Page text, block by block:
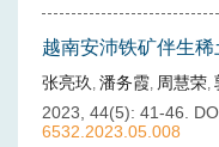
越南安沛铁矿伴生稀
张亮玖 , 潘务霞, 周慧荣,
2023, 44(5): 41-46.
6532.2023.05.008